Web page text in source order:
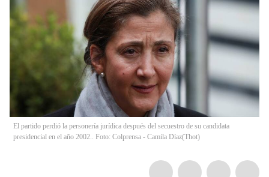
El partido perdió la personería jurídica después del secuestro de su candidata
presidencial en el año 2002.. Foto: Colprensa - Camila Díaz(Thot)